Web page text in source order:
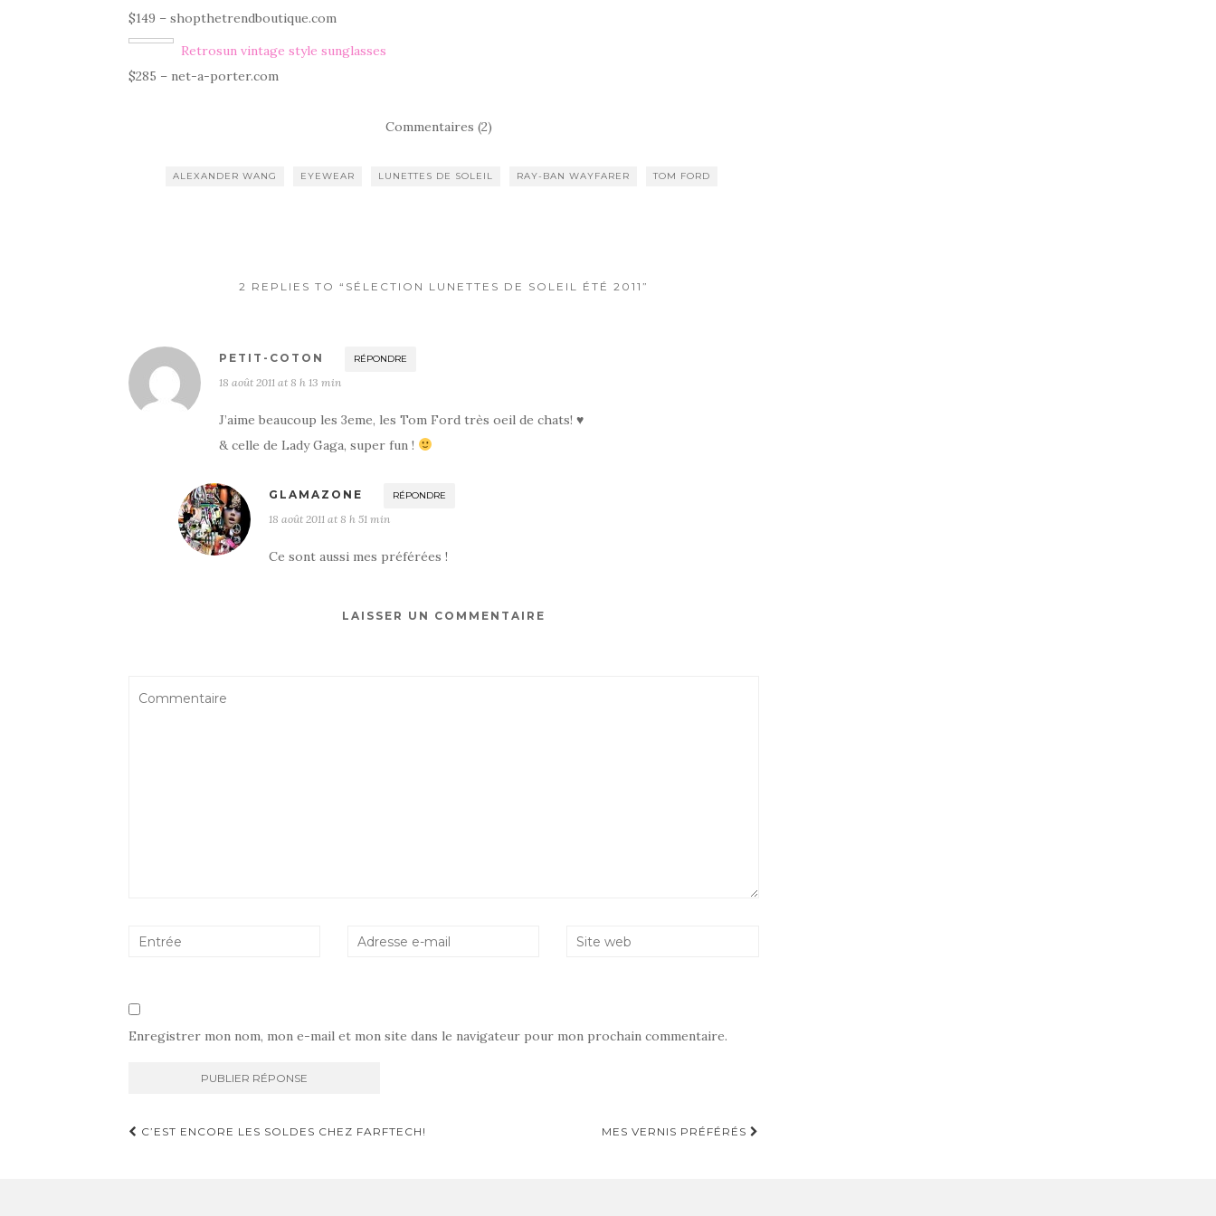
$149 – shopthetrendboutique.com
Retrosun vintage style sunglasses
$285 – net-a-porter.com
Commentaires (2)
ALEXANDER WANG EYEWEAR LUNETTES DE SOLEIL RAY-BAN WAYFARER TOM FORD
2 REPLIES TO “SÉLECTION LUNETTES DE SOLEIL ÉTÉ 2011”
PETIT-COTON RÉPONDRE
18 août 2011 at 8 h 13 min
J’aime beaucoup les 3eme, les Tom Ford très oeil de chats! ♥
& celle de Lady Gaga, super fun !
GLAMAZONE RÉPONDRE
18 août 2011 at 8 h 51 min
Ce sont aussi mes préférées !
LAISSER UN COMMENTAIRE
Enregistrer mon nom, mon e-mail et mon site dans le navigateur pour mon prochain commentaire.
Navigation
C’EST ENCORE LES SOLDES CHEZ FARFTECH! MES VERNIS PRÉFÉRÉS